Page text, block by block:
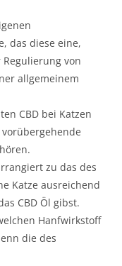
das diese eine,
von
allgemeinem
CBD bei Katzen
zu das des
Katze ausreichend
CBD Öl gibst.
Hanfwirkstoff
die des